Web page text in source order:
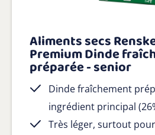
Aliments secs
Premium Dinde
préparée - senior
Dinde fraîchement
ingrédient principal
Très léger, surtout